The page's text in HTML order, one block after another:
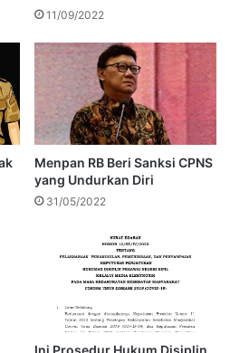
11/09/2022
Menpan RB Beri Sanksi CPNS
yang Undurkan Diri
31/05/2022
Ini Prosedur Hukum Disiplin